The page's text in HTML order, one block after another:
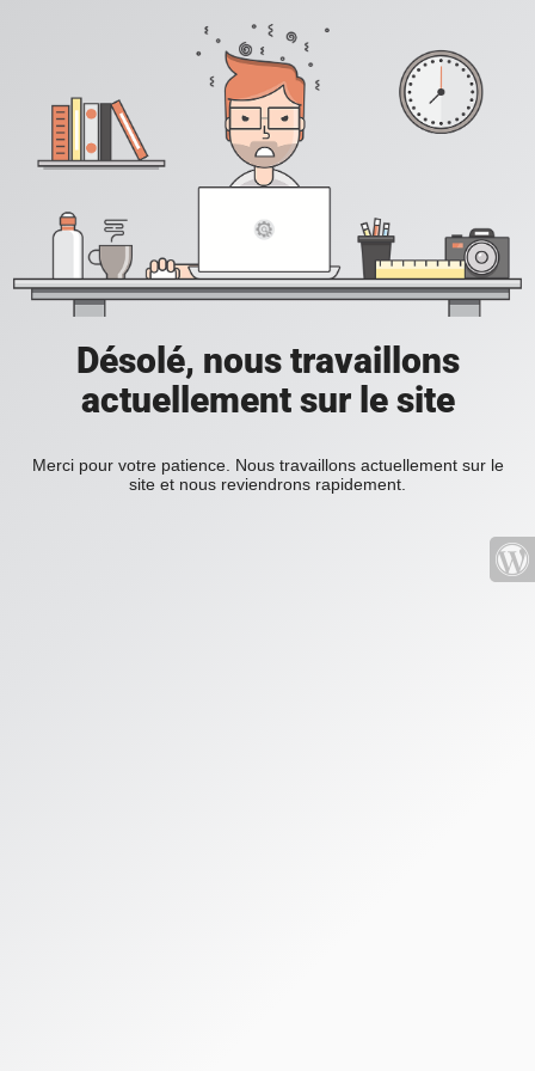
Désolé, nous travaillons
actuellement sur le site
Merci pour votre patience. Nous travaillons actuellement sur le
site et nous reviendrons rapidement.